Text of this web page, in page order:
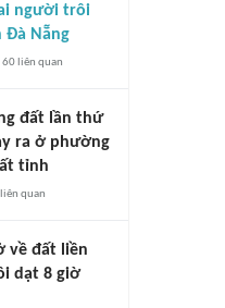
người trôi
Đà Nẵng
60liên quan
đất lần thứ
ra ở phường
tỉnh
liên quan
về đất liền
dạt 8 giờ